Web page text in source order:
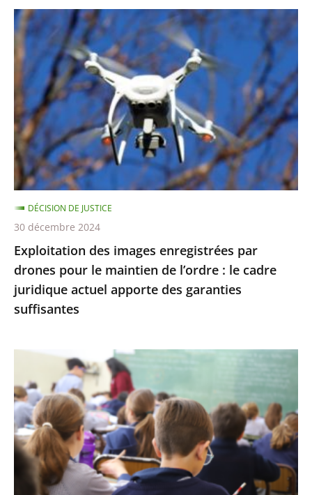
pêche
dans
le
Golfe
de
Gascogne,
durant
qu...
Exploitation
des
images
enregistrées
par
drones
pour
le
maintien
de
l’ordre
:
le
cadre
juridique
actuel
des
suffisantes
Exploitation des images enregistrées par
drones pour le maintien de l’ordre : le cadre
juridique actuel apporte des garanties
suffisantes
DÉCISION DE JUSTICE
30 décembre 2024
L’interdiction
recourir
à
certains
éléments